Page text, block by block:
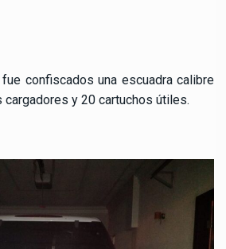
confiscados una escuadra calibre
y 20 cartuchos útiles.